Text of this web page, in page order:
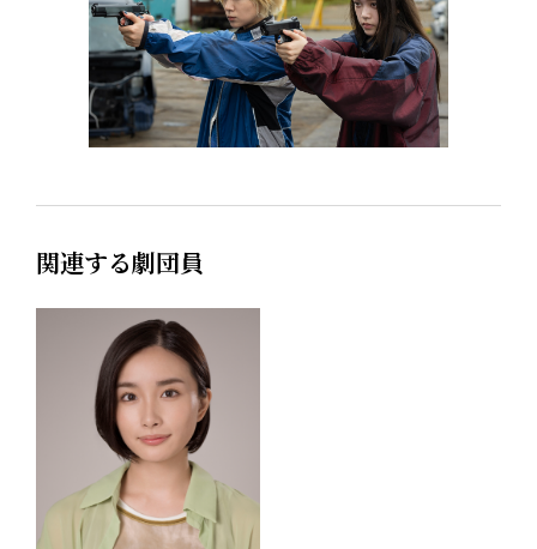
関連する劇団員